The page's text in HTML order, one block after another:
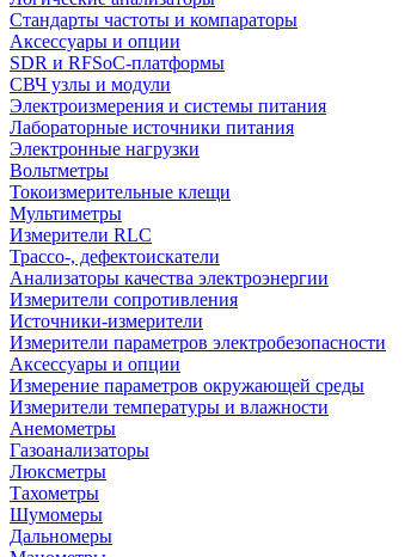
Стандарты частоты и компараторы
Аксессуары и опции
SDR и RFSoC‑платформы
СВЧ узлы и модули
Электроизмерения и системы питания
Лабораторные источники питания
Электронные нагрузки
Вольтметры
Токоизмерительные клещи
Мультиметры
Измерители RLC
Трассо-, дефектоискатели
Анализаторы качества электроэнергии
Измерители сопротивления
Источники-измерители
Измерители параметров электробезопасности
Аксессуары и опции
Измерение параметров окружающей среды
Измерители температуры и влажности
Анемометры
Газоанализаторы
Люксметры
Тахометры
Шумомеры
Дальномеры